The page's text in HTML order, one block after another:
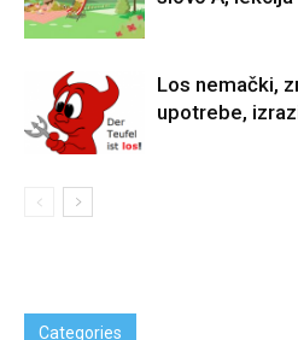
Los nemački,
upotrebe,
Categories